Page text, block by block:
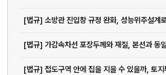
[법규] 가감속차선 포장두께와 재질, 본선과 동